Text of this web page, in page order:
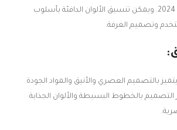
في غرف نوم مودرن لعام 2024. ويمكن تنسيق الألوان الدافئة بأسلوب
وتصميم الغرفة.
الأثاث الأنيق لعام 2024 يتميز بالتصميم العصري والأنيق والمواد الجودة
التصميم بالخطوط البسيطة والألوان الجذابة